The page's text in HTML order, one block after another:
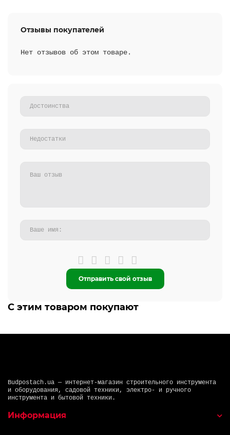
Отзывы покупателей
Нет отзывов об этом товаре.
Отправить свой отзыв
С этим товаром покупают
Budpostach.ua — интернет-магазин строительного инструмента
и оборудования, садовой техники, электро- и ручного
инструмента и бытовой техники.
Информация